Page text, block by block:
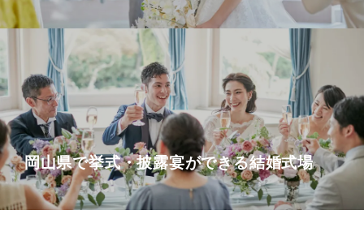
岡山県で挙式・披露宴ができる結婚式場